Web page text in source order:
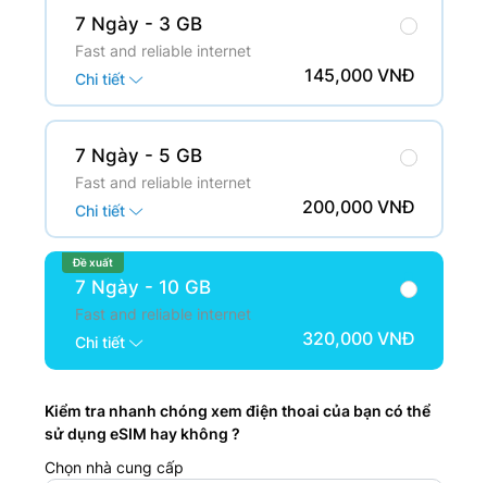
7 Ngày - 3 GB
Fast and reliable internet
Chi tiết
145,000 VNĐ
7 Ngày - 5 GB
Fast and reliable internet
Chi tiết
200,000 VNĐ
Đề xuất
7 Ngày - 10 GB
Fast and reliable internet
Chi tiết
320,000 VNĐ
Kiểm tra nhanh chóng xem điện thoai của bạn có thể
sử dụng eSIM hay không ?
Chọn nhà cung cấp